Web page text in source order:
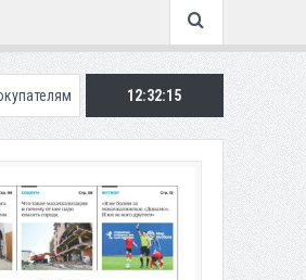
Экс-сотрудница Соцфонда получила срок за
12:32:16